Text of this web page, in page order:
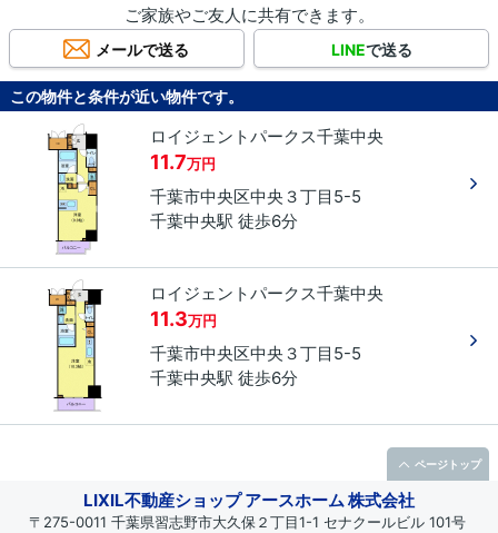
ご家族やご友人に共有できます。
メールで送る LINEで送る
この物件と条件が近い物件です。
ロイジェントパークス千葉中央
11.7万円
千葉市中央区中央 ３丁目 5-5
千葉中央駅 徒歩6分
ロイジェントパークス千葉中央
11.3万円
千葉市中央区中央 ３丁目 5-5
千葉中央駅 徒歩6分
LIXIL不動産ショップ アースホーム 株式会社
〒275-0011 千葉県習志野市大久保２丁目1-1 セナクールビル 101号
ページトップ